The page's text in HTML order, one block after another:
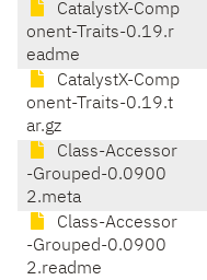
CatalystX-Comp
onent-Traits-0.19.r
eadme
CatalystX-Comp
onent-Traits-0.19.t
ar.gz
Class-Accessor
-Grouped-0.0900
2.meta
Class-Accessor
-Grouped-0.0900
2.readme